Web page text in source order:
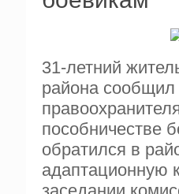
31-летний
района сообщил
пособничестве
обратился в
адаптационную